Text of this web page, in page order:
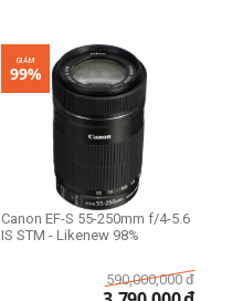
GIẢM
99%
Canon EF-S 55-250mm f/4-5.6
IS STM - Likenew 98%
590,000,000 đ